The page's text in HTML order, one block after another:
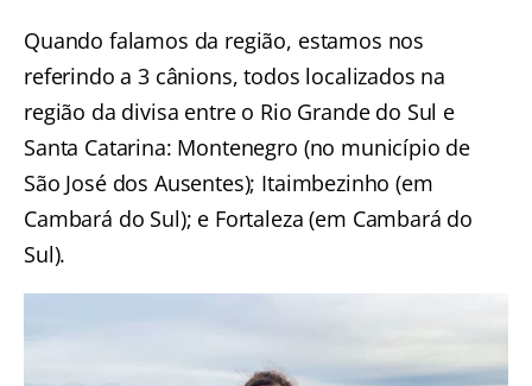
Quando falamos da região, estamos nos
referindo a 3 cânions, todos localizados na
região da divisa entre o Rio Grande do Sul e
Santa Catarina: Montenegro (no município de
São José dos Ausentes); Itaimbezinho (em
Cambará do Sul); e Fortaleza (em Cambará do
Sul).